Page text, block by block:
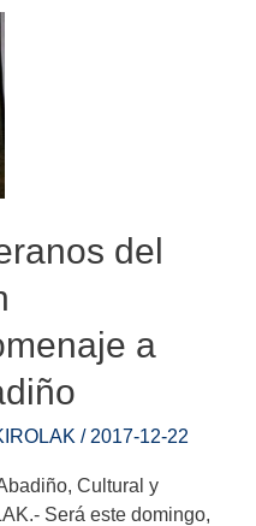
del
a
/ 2017-12-22
Cultural y
Será este domingo,